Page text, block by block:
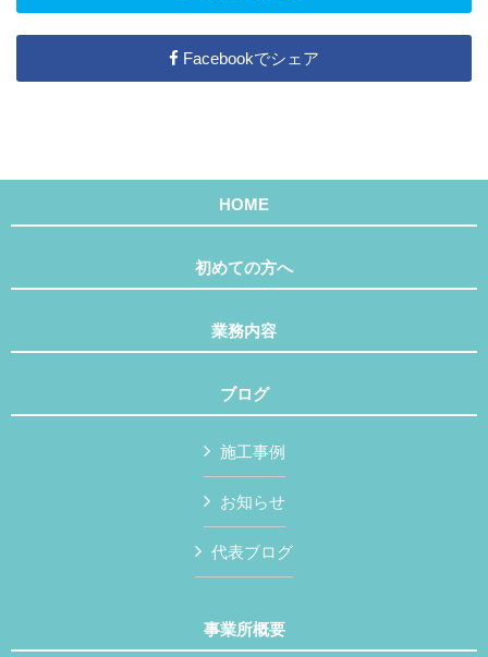
Facebookでシェア
HOME
初めての方へ
業務内容
ブログ
施工事例
お知らせ
代表ブログ
事業所概要